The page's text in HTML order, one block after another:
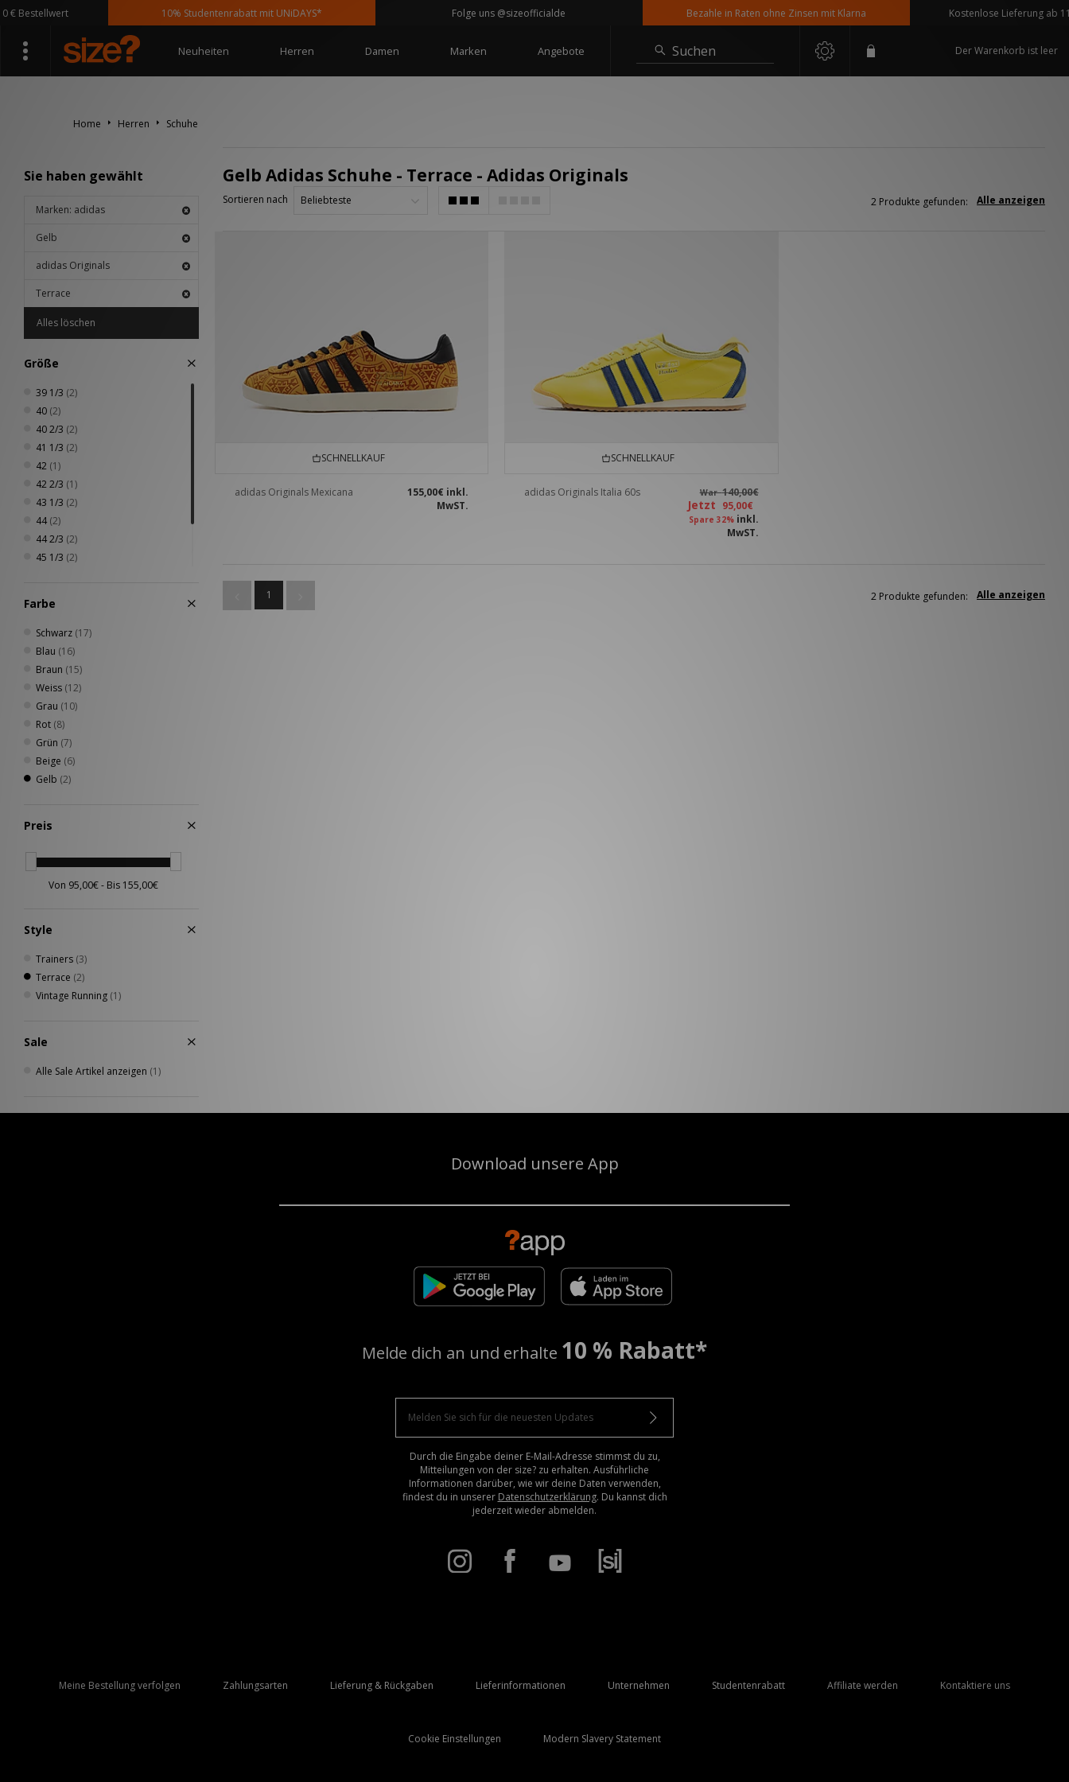
Bestellwert 10% Studentenrabatt mit UNiDAYS* Folge uns @sizeofficialde Bezahle in Raten ohne Zinsen mit Klarna Kostenlose Lieferung ab 110
Neuheiten Herren Damen Marken Angebote Suchen Der Warenkorb ist leer
Home Herren Schuhe
Sie haben gewählt
Marken: adidas
Gelb
adidas Originals
Terrace
Alles löschen
Größe
39 1/3 (2)
40 (2)
40 2/3 (2)
41 1/3 (2)
42 (1)
42 2/3 (1)
43 1/3 (2)
44(2)
44 2/3 (2)
45 1/3 (2)
47 1/3
Farbe
Schwarz (17)
Blau (16)
Braun (15)
Weiss (12)
Grau (10)
Rot (8)
Grün (7)
Beige (6)
Gelb (2)
Preis
Style
Trainers (3)
Terrace (2)
Vintage Running (1)
Sale
Alle Sale Artikel anzeigen (1)
Gelb Adidas Schuhe - Terrace - Adidas Originals
Sortieren nach Alle anzeigen
2 Produkte gefunden:
SCHNELLKAUF
adidas Originals Mexicana 155,00€ inkl.
MwST.
SCHNELLKAUF
adidas Originals Italia 60s War140,00€
Jetzt 95,00€
Spare 32% inkl.
MwST.
1 Alle anzeigen
2 Produkte gefunden:
Download unsere App
Melde dich an und erhalte 10 % Rabatt*
Durch die Eingabe deiner E-Mail-Adresse stimmst du zu,
Mitteilungen von der size? zu erhalten. Ausführliche
Informationen darüber, wie wir deine Daten verwenden,
findest du in unserer Datenschutzerklärung. Du kannst dich
jederzeit wieder abmelden.
Meine Bestellung verfolgen Zahlungsarten Lieferung & Rückgaben Lieferinformationen Unternehmen Studentenrabatt Affiliate werden Kontaktiere uns
Cookie Einstellungen Modern Slavery Statement